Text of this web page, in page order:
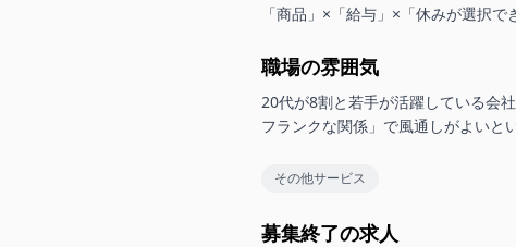
「商品」×「給与」×「休みが選択
職場の雰囲気
20代が8割と若手が活躍している会
フランクな関係」で風通しがよいと
その他サービス
募集終了の求人